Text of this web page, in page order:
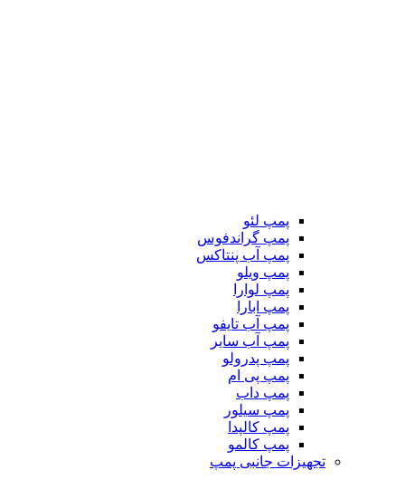
پمپ لئو
پمپ گراندفوس
پمپ آب پنتاکس
پمپ ویلو
پمپ لوارا
پمپ ابارا
پمپ آب تایفو
پمپ آب سایر
پمپ پدرولو
پمپ پی ام
پمپ داب
پمپ سیلور
پمپ کالپدا
پمپ کالمو
تجهیزات جانبی پمپ